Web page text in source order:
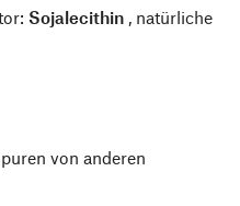
Sojalecithin , natürliche
von anderen